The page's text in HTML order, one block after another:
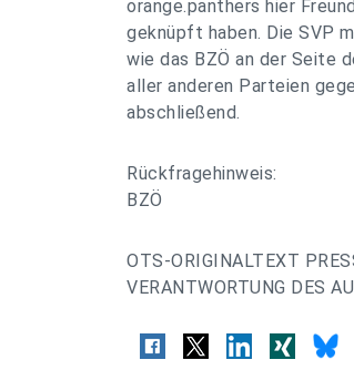
orange.panthers hier
geknüpft haben. Die SVP
wie das BZÖ an der Seite
aller anderen Parteien
abschließend.
Rückfragehinweis:
BZÖ
OTS-ORIGINALTEXT
VERANTWORTUNG DES